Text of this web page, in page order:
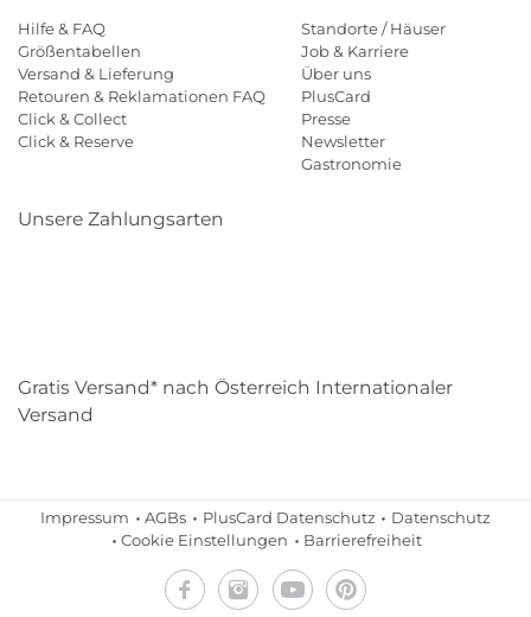
Hilfe & FAQ
Größentabellen
Versand & Lieferung
Retouren & Reklamationen FAQ
Click & Collect
Click & Reserve
Standorte / Häuser
Job & Karriere
Über uns
PlusCard
Presse
Newsletter
Gastronomie
Unsere Zahlungsarten
Gratis Versand* nach Österreich Internationaler
Versand
Impressum AGBs PlusCard Datenschutz
Datenschutz
Cookie Einstellungen
Barrierefreiheit